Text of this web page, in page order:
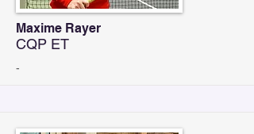
Maxime Rayer
CQP ET
-